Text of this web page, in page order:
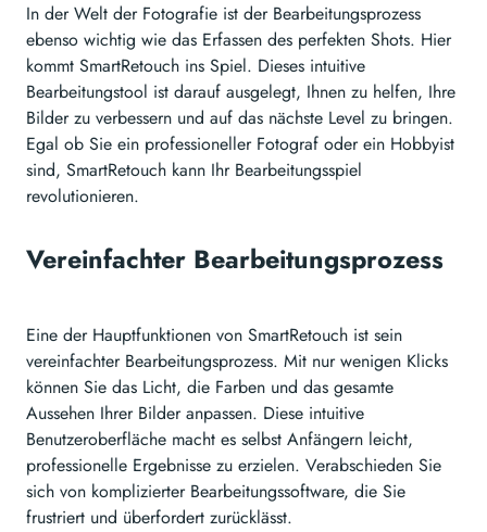
In der Welt der Fotografie ist der Bearbeitungsprozess
ebenso wichtig wie das Erfassen des perfekten Shots. Hier
kommt SmartRetouch ins Spiel. Dieses intuitive
Bearbeitungstool ist darauf ausgelegt, Ihnen zu helfen, Ihre
Bilder zu verbessern und auf das nächste Level zu bringen.
Egal ob Sie ein professioneller Fotograf oder ein Hobbyist
sind, SmartRetouch kann Ihr Bearbeitungsspiel
revolutionieren.
Vereinfachter Bearbeitungsprozess
Eine der Hauptfunktionen von SmartRetouch ist sein
vereinfachter Bearbeitungsprozess. Mit nur wenigen Klicks
können Sie das Licht, die Farben und das gesamte
Aussehen Ihrer Bilder anpassen. Diese intuitive
Benutzeroberfläche macht es selbst Anfängern leicht,
professionelle Ergebnisse zu erzielen. Verabschieden Sie
sich von komplizierter Bearbeitungssoftware, die Sie
frustriert und überfordert zurücklässt.